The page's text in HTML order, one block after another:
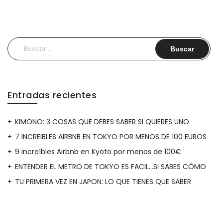
Buscar:
Entradas recientes
KIMONO: 3 COSAS QUE DEBES SABER SI QUIERES UNO
7 INCREIBLES AIRBNB EN TOKYO POR MENOS DE 100 EUROS
9 increíbles Airbnb en Kyoto por menos de 100€
ENTENDER EL METRO DE TOKYO ES FACIL…SI SABES CÓMO
TU PRIMERA VEZ EN JAPON: LO QUE TIENES QUE SABER